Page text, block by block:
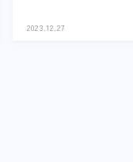
2023.12.27